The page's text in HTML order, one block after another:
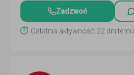
Zadzwoń
Ostatnia aktywność: 22 dni temu